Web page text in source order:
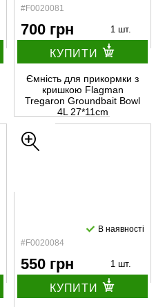
#F0020081
700 грн 1 шт.
КУПИТИ
Ємнiсть для прикормки з
кришкою Flagman
Tregaron Groundbait Bowl
4L 27*11cm
#F0020084
В наявності
550 грн 1 шт.
КУПИТИ